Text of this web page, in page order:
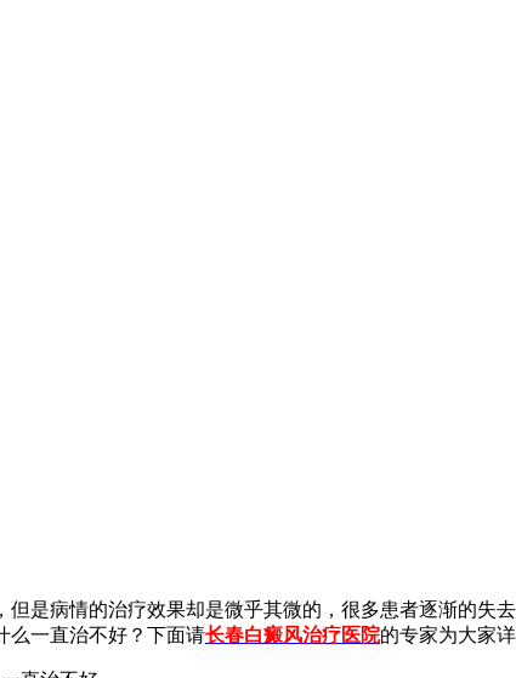
是病情的治疗效果却是微乎其微的，很多患者逐渐的失
么一直治不好？下面请长春白癜风治疗医院的专家为大家